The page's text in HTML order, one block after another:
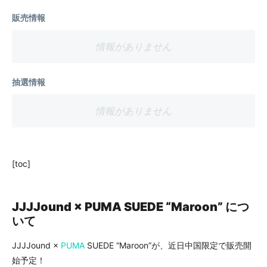
販売情報
情報がありません
抽選情報
情報がありません
[toc]
JJJJound × PUMA SUEDE “Maroon” につ
いて
JJJJound × PUMA SUEDE “Maroon”が、近日中国限定で販売開
始予定！